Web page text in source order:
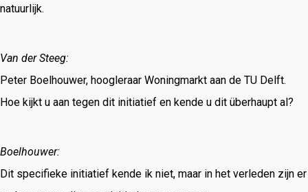
natuurlijk.
Van der Steeg:
Peter Boelhouwer, hoogleraar Woningmarkt aan de TU Delft.
Hoe kijkt u aan tegen dit initiatief en kende u dit überhaupt al?
Boelhouwer:
Dit specifieke initiatief kende ik niet, maar in het verleden zijn er